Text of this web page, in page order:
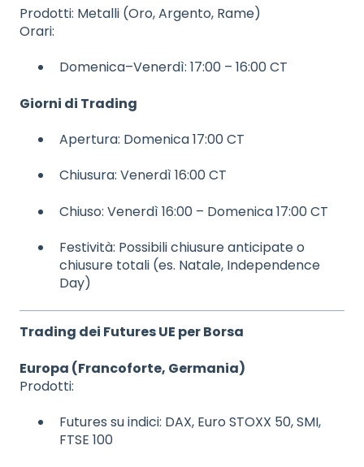
Prodotti: Metalli (Oro, Argento, Rame)
Orari:
Domenica–Venerdì: 17:00 – 16:00 CT
Giorni di Trading
Apertura: Domenica 17:00 CT
Chiusura: Venerdì 16:00 CT
Chiuso: Venerdì 16:00 – Domenica 17:00 CT
Festività: Possibili chiusure anticipate o
chiusure totali (es. Natale, Independence
Day)
Trading dei Futures UE per Borsa
Europa (Francoforte, Germania)
Prodotti:
Futures su indici: DAX, Euro STOXX 50, SMI,
FTSE 100